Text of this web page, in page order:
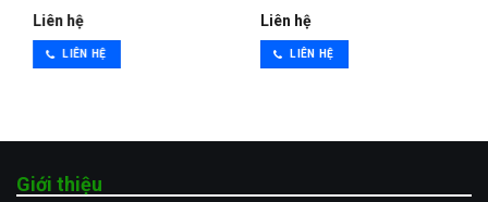
Liên hệ
LIÊN HỆ
Liên hệ
LIÊN HỆ
Giới thiệu